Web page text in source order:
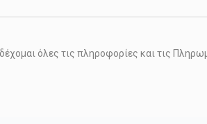
όλες τις πληροφορίες και τις